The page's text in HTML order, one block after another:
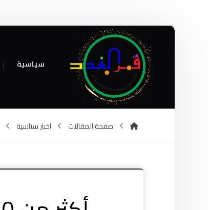
سياسية
صفحة المقالات اخبار سياسية